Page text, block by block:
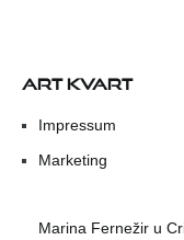
ART KVART
Impressum
Marketing
Marina Fernežir u